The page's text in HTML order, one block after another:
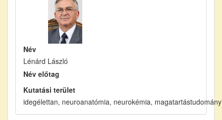
Név
Lénárd László
Név előtag
Kutatási terület
idegélettan, neuroanatómia, neurokémia, magatartástudomány